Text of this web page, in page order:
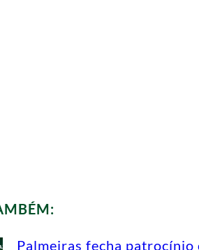
Palmeiras fecha patrocínio